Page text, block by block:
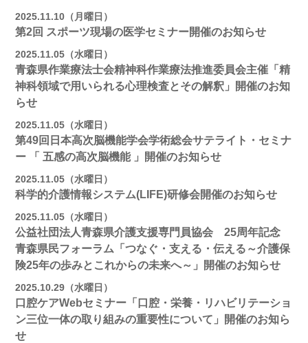
2025.11.10（月曜日）
第2回 スポーツ現場の医学セミナー開催のお知らせ
2025.11.05（水曜日）
青森県作業療法士会精神科作業療法推進委員会主催「精
神科領域で用いられる心理検査とその解釈」開催のお知
らせ
2025.11.05（水曜日）
第49回日本高次脳機能学会学術総会サテライト・セミナ
ー 「 五感の高次脳機能 」開催のお知らせ
2025.11.05（水曜日）
科学的介護情報システム(LIFE)研修会開催のお知らせ
2025.11.05（水曜日）
公益社団法人青森県介護支援専門員協会 25周年記念
青森県民フォーラム「つなぐ・支える・伝える～介護保
険25年の歩みとこれからの未来へ～」開催のお知らせ
2025.10.29（水曜日）
口腔ケアWebセミナー「口腔・栄養・リハビリテーショ
ン三位一体の取り組みの重要性について」開催のお知ら
せ